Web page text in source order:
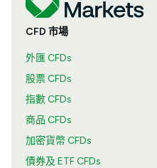
CFD 市場
外匯 CFDs
股票 CFDs
指數 CFDs
商品 CFDs
加密貨幣 CFDs
債券及 ETF CFDs